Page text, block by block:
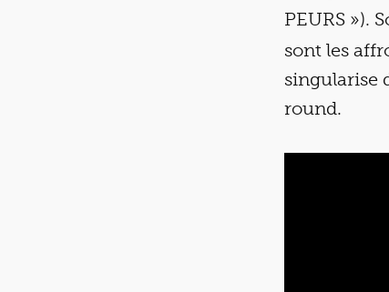
PEURS »).
sont les
singularise
round.